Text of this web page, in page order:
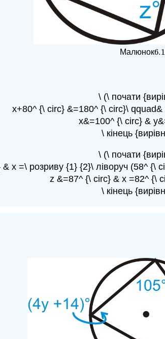
Малюнок
\ (\ почати
x+80^ {\ circ} &=180^ {\ circ}\
x&=100^ {\ circ} &
\ кінець
\ (\ почати
x =\ розриву {1} {2}\ ліворуч (58^
z &=87^ {\ circ} & x =82^ {\
\ кінець